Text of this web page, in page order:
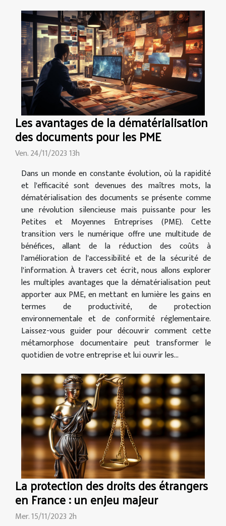
Les avantages de la dématérialisation
des documents pour les PME
Ven. 24/11/2023 13h
Dans un monde en constante évolution, où la rapidité
et l'efficacité sont devenues des maîtres mots, la
dématérialisation des documents se présente comme
une révolution silencieuse mais puissante pour les
Petites et Moyennes Entreprises (PME). Cette
transition vers le numérique offre une multitude de
bénéfices, allant de la réduction des coûts à
l'amélioration de l'accessibilité et de la sécurité de
l'information. À travers cet écrit, nous allons explorer
les multiples avantages que la dématérialisation peut
apporter aux PME, en mettant en lumière les gains en
termes de productivité, de protection
environnementale et de conformité réglementaire.
Laissez-vous guider pour découvrir comment cette
métamorphose documentaire peut transformer le
quotidien de votre entreprise et lui ouvrir les...
La protection des droits des étrangers
en France : un enjeu majeur
Mer. 15/11/2023 2h